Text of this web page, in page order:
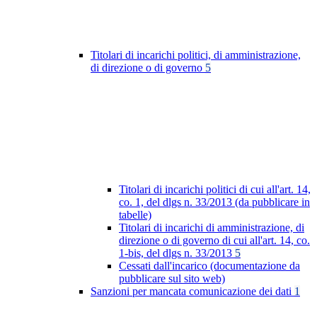
Titolari di incarichi politici, di amministrazione,
di direzione o di governo 5
Titolari di incarichi politici di cui all'art. 14,
co. 1, del dlgs n. 33/2013 (da pubblicare in
tabelle)
Titolari di incarichi di amministrazione, di
direzione o di governo di cui all'art. 14, co.
1-bis, del dlgs n. 33/2013 5
Cessati dall'incarico (documentazione da
pubblicare sul sito web)
Sanzioni per mancata comunicazione dei dati 1